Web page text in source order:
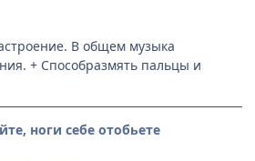
В общем музыка
+ Способразмять пальцы и
ноги себе отобьете